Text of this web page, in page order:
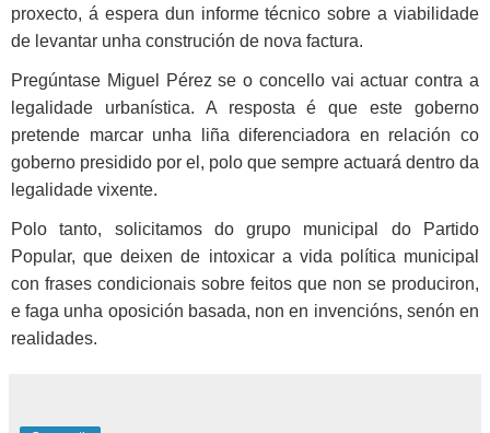
proxecto, á espera dun informe técnico sobre a viabilidade
de levantar unha construción de nova factura.
Pregúntase Miguel Pérez se o concello vai actuar contra a
legalidade urbanística. A resposta é que este goberno
pretende marcar unha liña diferenciadora en relación co
goberno presidido por el, polo que sempre actuará dentro da
legalidade vixente.
Polo tanto, solicitamos do grupo municipal do Partido
Popular, que deixen de intoxicar a vida política municipal
con frases condicionais sobre feitos que non se produciron,
e faga unha oposición basada, non en invencións, senón en
realidades.